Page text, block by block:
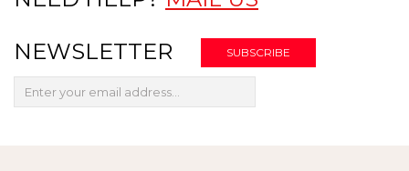
NEWSLETTER